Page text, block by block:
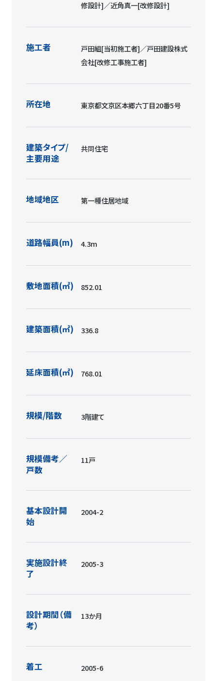
修設計]／近角真一[改修設計]
施工者
戸田組[当初施工者]／戸田建設株式
会社[改修工事施工者]
所在地 東京都文京区本郷六丁目20番5号
建築タイプ/
主要用途
共同住宅
地域地区 第一種住居地域
道路幅員(m) 4.3m
敷地面積(㎡) 852.01
建築面積(㎡) 336.8
延床面積(㎡) 768.01
規模/階数 3階建て
規模備考／
戸数
11戸
基本設計開
始
2004-2
実施設計終
了
2005-3
設計期間（備
考）
13か月
着工 2005-6